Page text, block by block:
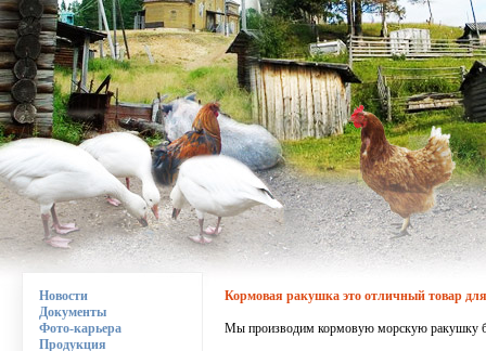
Новости
Документы
Фото-карьера
Продукция
Кормовая ракушка это отличный товар
Мы производим кормовую морскую ракушку